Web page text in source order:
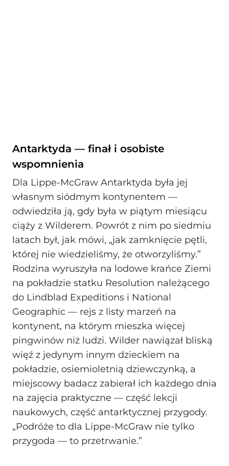
Antarktyda — finał i osobiste
wspomnienia
Dla Lippe-McGraw Antarktyda była jej
własnym siódmym kontynentem —
odwiedziła ją, gdy była w piątym miesiącu
ciąży z Wilderem. Powrót z nim po siedmiu
latach był, jak mówi, „jak zamknięcie pętli,
której nie wiedzieliśmy, że otworzyliśmy.”
Rodzina wyruszyła na lodowe krańce Ziemi
na pokładzie statku Resolution należącego
do Lindblad Expeditions i National
Geographic — rejs z listy marzeń na
kontynent, na którym mieszka więcej
pingwinów niż ludzi. Wilder nawiązał bliską
więź z jedynym innym dzieckiem na
pokładzie, osiemioletnią dziewczynką, a
miejscowy badacz zabierał ich każdego dnia
na zajęcia praktyczne — część lekcji
naukowych, część antarktycznej przygody.
„Podróże to dla Lippe-McGraw nie tylko
przygoda — to przetrwanie.”